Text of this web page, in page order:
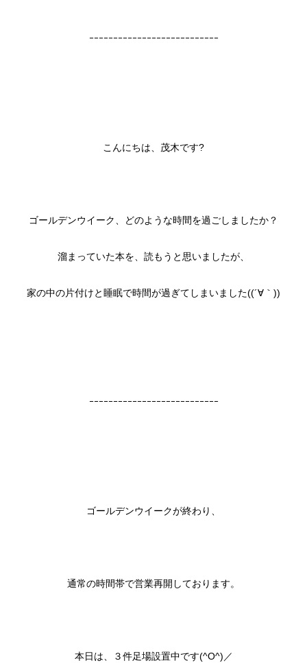
ｰｰｰｰｰｰｰｰｰｰｰｰｰｰｰｰｰｰｰｰｰｰｰｰｰｰｰ
こんにちは、茂木です?
ゴールデンウイーク、どのような時間を過ごしましたか？
溜まっていた本を、読もうと思いましたが、
家の中の片付けと睡眠で時間が過ぎてしまいました((´∀｀))
ｰｰｰｰｰｰｰｰｰｰｰｰｰｰｰｰｰｰｰｰｰｰｰｰｰｰｰ
ゴールデンウイークが終わり、
通常の時間帯で営業再開しております。
本日は、３件足場設置中です(^O^)／